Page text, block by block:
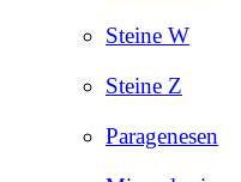
Steine W
Steine Z
Paragenesen